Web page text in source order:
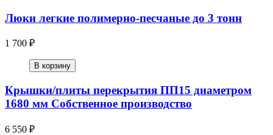
Люки легкие полимерно-песчаные до 3 тонн
1 700 ₽
В корзину
Крышки/плиты перекрытия ПП15 диаметром
1680 мм Собственное производство
6 550 ₽